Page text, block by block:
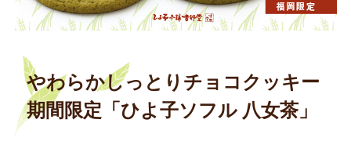
やわらかしっとりチョコクッキー
期間限定「ひよ子ソフル 八女茶」